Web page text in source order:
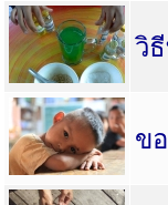
วิ
ข